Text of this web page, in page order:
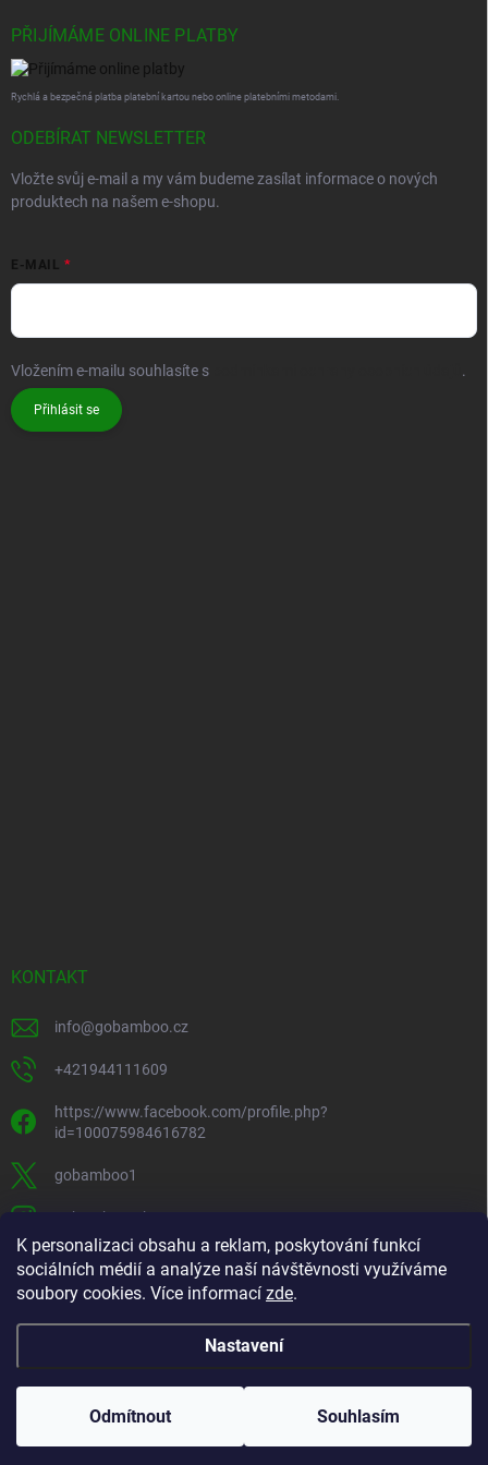
K personalizaci obsahu a reklam, poskytování funkcí
sociálních médií a analýze naší návštěvnosti využíváme
soubory cookies. Více informací zde.
Nastavení
Odmítnout Souhlasím
PŘIJÍMÁME ONLINE PLATBY
Rychlá a bezpečná platba platební kartou nebo online platebními metodami.
ODEBÍRAT NEWSLETTER
Vložte svůj e-mail a my vám budeme zasílat informace o nových
produktech na našem e-shopu.
E-MAIL
Vložením e-mailu souhlasíte s .
Přihlásit se
KONTAKT
info@gobamboo.cz
+421944111609
https://www.facebook.com/profile.php?
id=100075984616782
gobamboo1
gobamboo_sk
+421944111609
https://www.youtube.com/@gobamb00
nastavení cookies